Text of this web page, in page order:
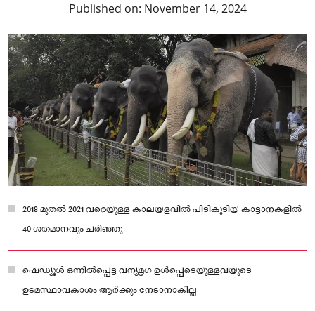
Published on: November 14, 2024
2018 മുതല്‍ 2021 വരെയുള്ള കാലയളവിൽ പിടികൂടിയ കാട്ടാനകളില്‍
40 ശതമാനവും ചരിഞ്ഞു
ഷെഡ്യൂള്‍ ഒന്നില്‍പ്പെട്ട വന്യമൃഗ ഉള്‍പ്പെടെയുള്ളവയുടെ
ഉടമസ്ഥാവകാശം ആർക്കും നേടാനാകില്ല